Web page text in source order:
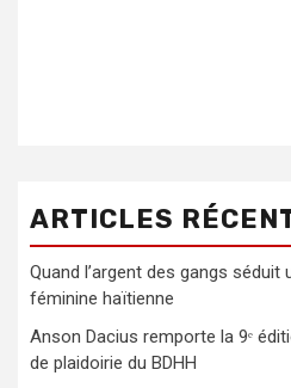
ARTICLES
Quand l’argent des gangs séduit
féminine haïtienne
Anson Dacius remporte la 9ᵉ
de plaidoirie du BDHH